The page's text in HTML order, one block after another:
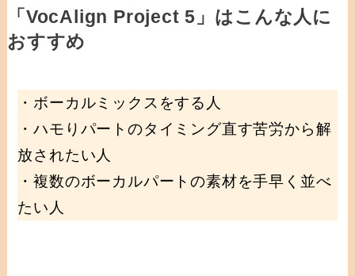
「VocAlign Project 5」はこんな人に
おすすめ
・ボーカルミックスをする人
・ハモりパートのタイミング直す苦労から解
放されたい人
・複数のボーカルパートの素材を手早く並べ
たい人